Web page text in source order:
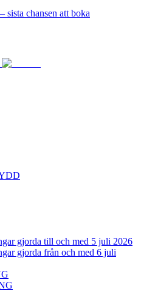
sista chansen att boka
gjorda till och med 5 juli 2026
gjorda från och med 6 juli